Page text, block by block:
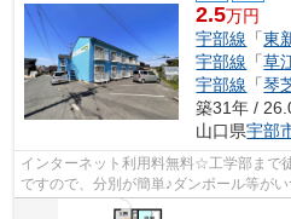
2.5万円
宇部線 「東
宇部線 「草
宇部線 「琴
築31年 /
山口県宇部
インターネット利用料無料☆工学部まで
ですので、分別が簡単♪ダンボール等が
合わせくださいませ＾＾